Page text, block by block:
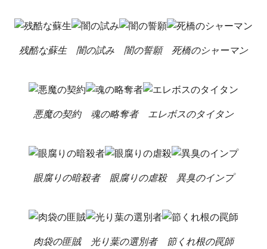
残酷な蘇生 闇の試み 闇の誓願 死橋のシャーマン
悪魔の契約 魂の略奪者 エレボスのタイタン
眼腐りの暗殺者 眼腐りの虐殺 異臭のインプ
肉袋の匪賊 光り葉の選別者 節くれ根の罠師